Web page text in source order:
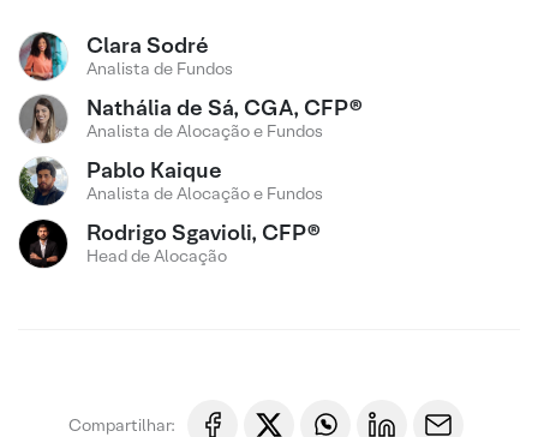
Clara Sodré
Analista de Fundos
Nathália de Sá, CGA, CFP®
Analista de Alocação e Fundos
Pablo Kaique
Analista de Alocação e Fundos
Rodrigo Sgavioli, CFP®
Head de Alocação
Compartilhar: